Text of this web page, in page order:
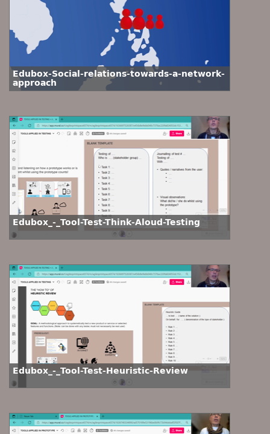
Edubox-Social-relations-towards-a-network-
approach
Edubox_-_Tool-Test-Think-Aloud-Testing
Edubox_-_Tool-Test-Heuristic-Review